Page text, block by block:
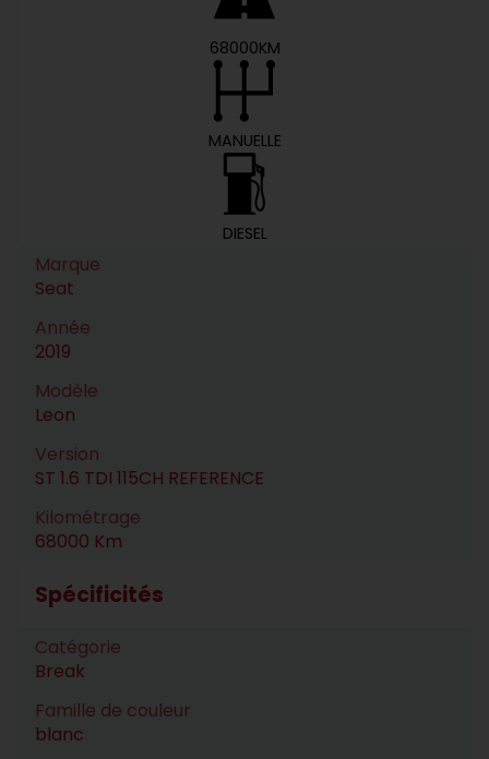
68000KM
MANUELLE
DIESEL
Marque
Seat
Année
2019
Modèle
Leon
Version
ST 1.6 TDI 115CH REFERENCE
Kilométrage
68000 Km
Spécificités
Catégorie
Break
Famille de couleur
blanc